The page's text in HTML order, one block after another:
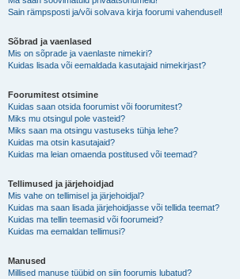
Sain rämpsposti ja/või solvava kirja foorumi vahendusel!
Sõbrad ja vaenlased
Mis on sõprade ja vaenlaste nimekiri?
Kuidas lisada või eemaldada kasutajaid nimekirjast?
Foorumitest otsimine
Kuidas saan otsida foorumist või foorumitest?
Miks mu otsingul pole vasteid?
Miks saan ma otsingu vastuseks tühja lehe?
Kuidas ma otsin kasutajaid?
Kuidas ma leian omaenda postitused või teemad?
Tellimused ja järjehoidjad
Mis vahe on tellimisel ja järjehoidjal?
Kuidas ma saan lisada järjehoidjasse või tellida teemat?
Kuidas ma tellin teemasid või foorumeid?
Kuidas ma eemaldan tellimusi?
Manused
Millised manuse tüübid on siin foorumis lubatud?